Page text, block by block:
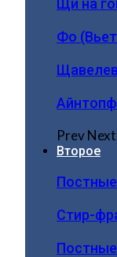
Щи на
Фо
Айнтопф
PrevNext
Второе
Стир-